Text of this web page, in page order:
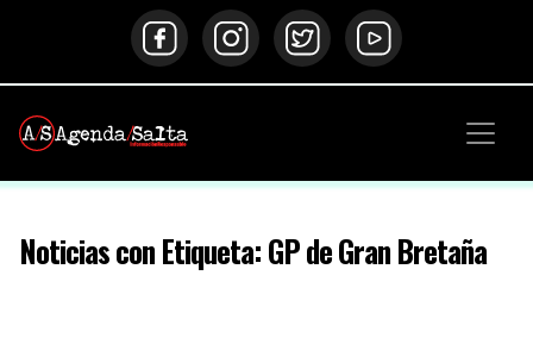
Noticias con Etiqueta: GP de Gran Bretaña